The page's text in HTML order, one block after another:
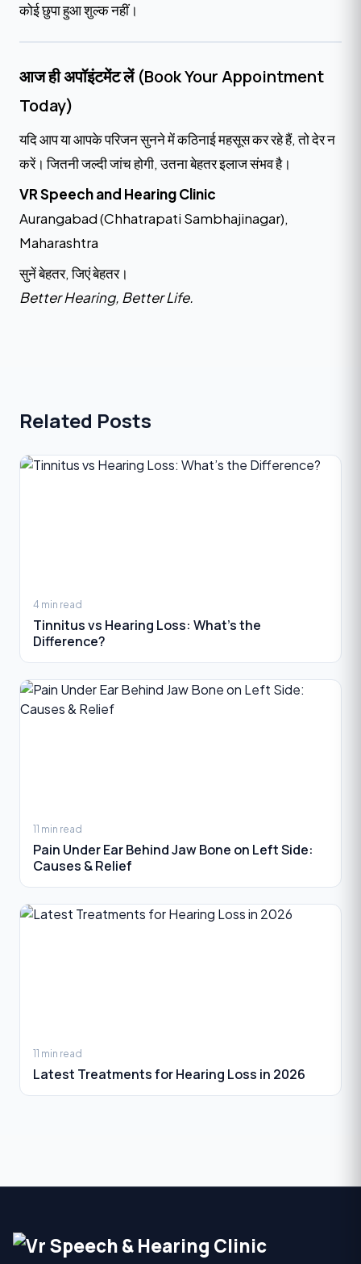
कोई छुपा हुआ शुल्क नहीं।
आज ही अपॉइंटमेंट लें (Book Your Appointment
Today)
यदि आप या आपके परिजन सुनने में कठिनाई महसूस कर रहे हैं, तो देर न
करें। जितनी जल्दी जांच होगी, उतना बेहतर इलाज संभव है।
VR Speech and Hearing Clinic
Aurangabad (Chhatrapati Sambhajinagar),
Maharashtra
सुनें बेहतर, जिएं बेहतर।
Better Hearing, Better Life.
Related Posts
4 min read
Tinnitus vs Hearing Loss: What’s the
Difference?
11 min read
Pain Under Ear Behind Jaw Bone on Left Side:
Causes & Relief
11 min read
Latest Treatments for Hearing Loss in 2026